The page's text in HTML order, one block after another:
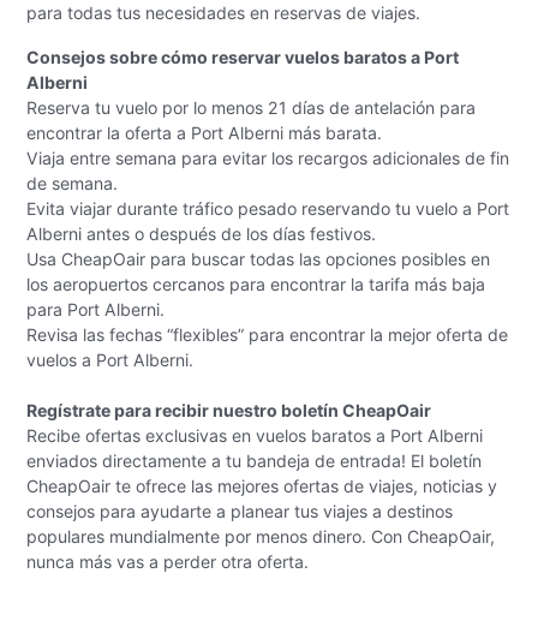
para todas tus necesidades en reservas de viajes.
Consejos sobre cómo reservar vuelos baratos a Port
Alberni
Reserva tu vuelo por lo menos 21 días de antelación para
encontrar la oferta a Port Alberni más barata.
Viaja entre semana para evitar los recargos adicionales de fin
de semana.
Evita viajar durante tráfico pesado reservando tu vuelo a Port
Alberni antes o después de los días festivos.
Usa CheapOair para buscar todas las opciones posibles en
los aeropuertos cercanos para encontrar la tarifa más baja
para Port Alberni.
Revisa las fechas “flexibles” para encontrar la mejor oferta de
vuelos a Port Alberni.
Regístrate para recibir nuestro boletín CheapOair
Recibe ofertas exclusivas en vuelos baratos a Port Alberni
enviados directamente a tu bandeja de entrada! El boletín
CheapOair te ofrece las mejores ofertas de viajes, noticias y
consejos para ayudarte a planear tus viajes a destinos
populares mundialmente por menos dinero. Con CheapOair,
nunca más vas a perder otra oferta.